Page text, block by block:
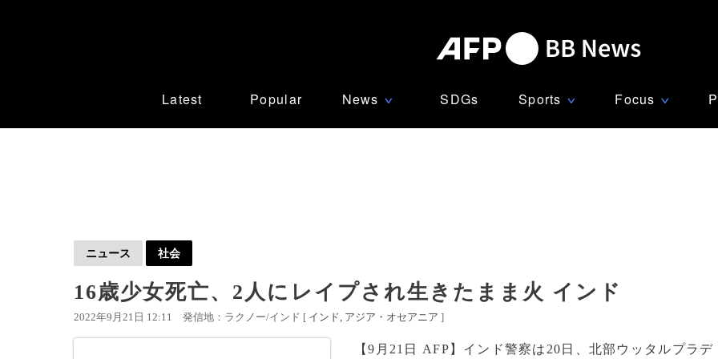
Latest Popular News ∨ SDGs Sports ∨ Focus ∨
ニュース 社会
16歳少女死亡、2人にレイプされ生きたまま火 インド
2022年9月21日 12:11 発信地：ラクノー/インド [ インド アジア・オセアニア ]
【9月21日 AFP】インド警察は20日、北部ウッタルプラデ